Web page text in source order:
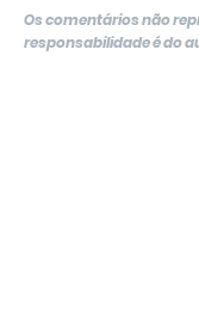
Os comentários não
responsabilidade é do